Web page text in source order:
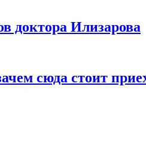
доктора Илизарова
сюда стоит